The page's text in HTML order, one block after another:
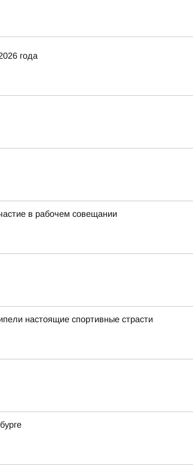
года
в рабочем совещании
настоящие спортивные страсти